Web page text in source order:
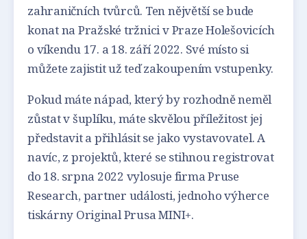
zahraničních tvůrců. Ten nějvětší se bude
konat na Pražské tržnici v Praze Holešovicích
o víkendu 17. a 18. září 2022. Své místo si
můžete zajistit už teď zakoupením vstupenky.
Pokud máte nápad, který by rozhodně neměl
zůstat v šuplíku, máte skvělou příležitost jej
představit a přihlásit se jako vystavovatel. A
navíc, z projektů, které se stihnou registrovat
do 18. srpna 2022 vylosuje firma Pruse
Research, partner události, jednoho výherce
tiskárny Original Prusa MINI+.